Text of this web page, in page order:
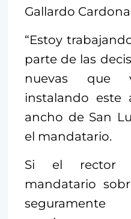
Gallardo
“Estoy
parte de las
nuevas que
instalando
ancho de San
el mandatario.
Si el rector
mandatario